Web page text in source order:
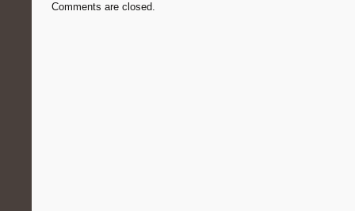
Comments are closed.